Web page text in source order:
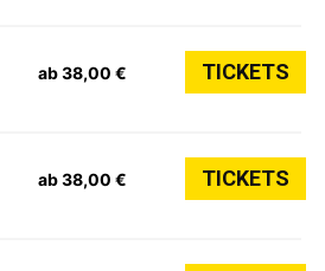
ab 38,00 € TICKETS
ab 38,00 € TICKETS